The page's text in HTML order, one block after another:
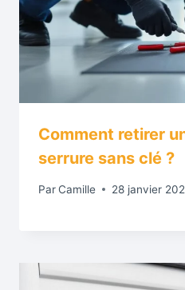
Comment retirer
serrure sans clé ?
ParCamille 28 janvier